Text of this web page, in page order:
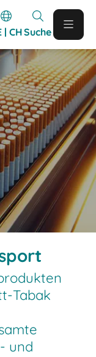
| CHSuche
Tabak
und